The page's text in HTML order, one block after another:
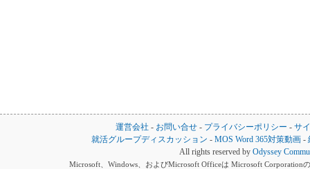
運営会社 - お問い合せ - プライバシーポリシー - サ
就活グループディスカッション -MOS Word 365対策動画 -
All rights reserved by Odyssey
Microsoft、Windows、およびMicrosoft Officeは Microsoft Corporation